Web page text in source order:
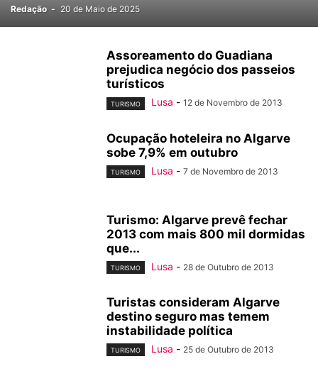
Redação - 20 de Maio de 2025
Assoreamento do Guadiana
prejudica negócio dos passeios
turísticos
TURISMO Lusa - 12 de Novembro de 2013
Ocupação hoteleira no Algarve
sobe 7,9% em outubro
TURISMO Lusa - 7 de Novembro de 2013
Turismo: Algarve prevê fechar
2013 com mais 800 mil dormidas
que...
TURISMO Lusa - 28 de Outubro de 2013
Turistas consideram Algarve
destino seguro mas temem
instabilidade política
TURISMO Lusa - 25 de Outubro de 2013